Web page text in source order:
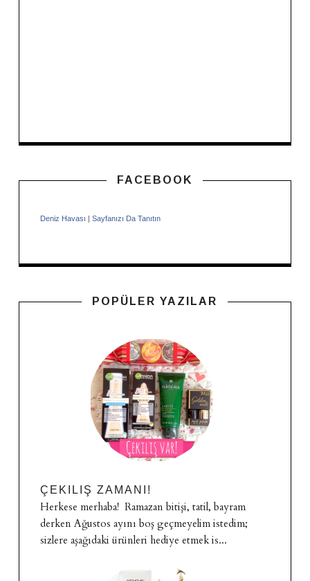
FACEBOOK
Deniz Havası | Sayfanızı Da Tanıtın
POPÜLER YAZILAR
ÇEKILIŞ ZAMANI!
Herkese merhaba! Ramazan bitişi, tatil, bayram
derken Ağustos ayını boş geçmeyelim istedim;
sizlere aşağıdaki ürünleri hediye etmek is...